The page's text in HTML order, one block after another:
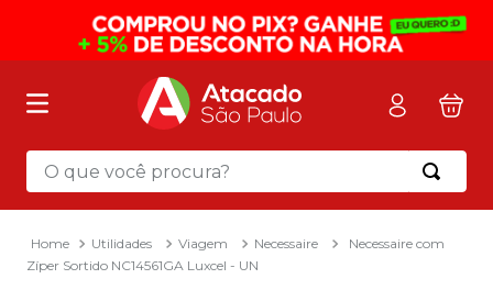
O que você procura?
Utilidades Viagem Necessaire
Necessaire com
Zíper Sortido NC14561GA Luxcel - UN
Termos mais buscados
mochila
2 º sacola